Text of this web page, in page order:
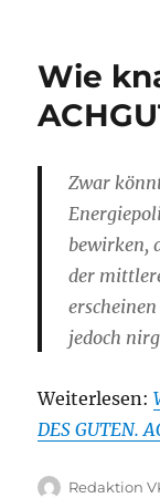
Wie
Zwar
bewirken,
der
jedoch
Weiterlesen:
DES GUTEN.
Autor
Redaktion